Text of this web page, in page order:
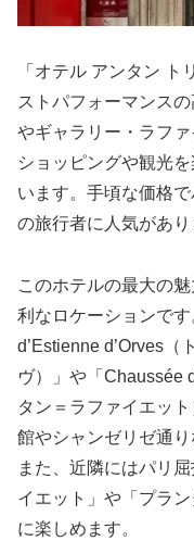
「オテル アンタン ト
ストパフォーマンス
やギャラリー・ラフ
ショッピングや観光
います。手頃な価格
の旅行者に人気があり
このホテルの最大の
利なロケーションで
d’Estienne d’Orves
ヴ）」や「Chaussée
タン＝ラファイエッ
館やシャンゼリゼ通
また、近隣にはパリ
イエット」や「プラ
に楽しめます。